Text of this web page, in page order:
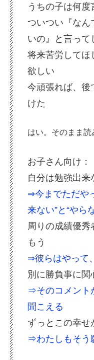
うちの子は何
ついつい『なん
いの』と言って
将来苦労してほ
欲しい
今頑張れば、後
けた
はい。そのまま読
お子さん向け：
自分は勉強出来
⇒今までただや
来ない”と“やら
周りの成績優秀
もう
⇒彼らはやって
別に勝負事に関
⇒そのコメント
聞こえる
ずっとこの幸せ
⇒わたしもそう